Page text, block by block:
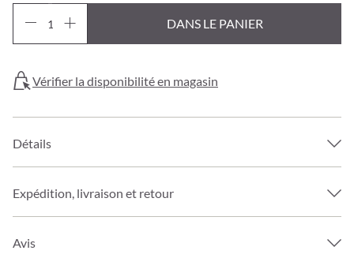
DANS LE PANIER
Vérifier la disponibilité en magasin
Détails
Expédition, livraison et retour
Avis